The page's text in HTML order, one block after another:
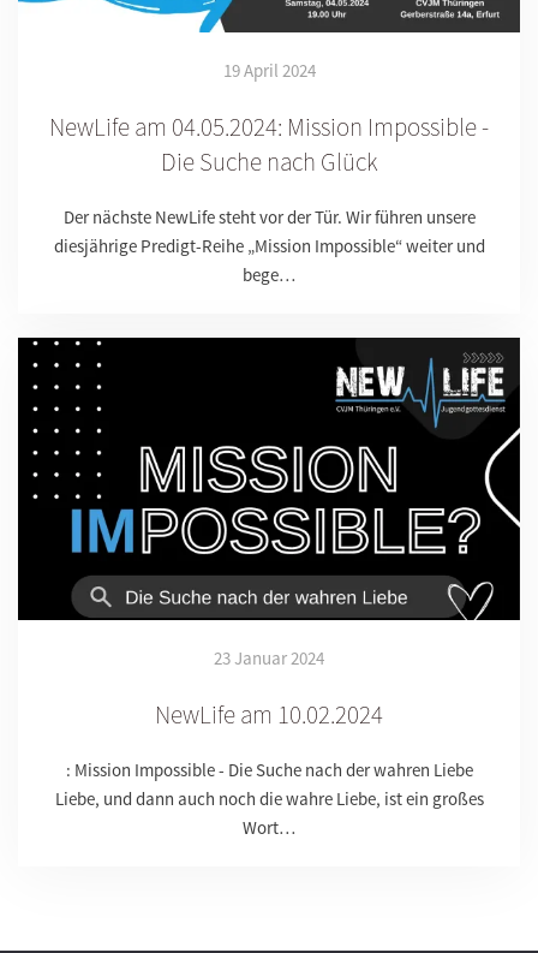
19 April 2024
NewLife am 04.05.2024: Mission Impossible -
Die Suche nach Glück
Der nächste NewLife steht vor der Tür. Wir führen unsere
diesjährige Predigt-Reihe „Mission Impossible“ weiter und
bege…
23 Januar 2024
NewLife am 10.02.2024
: Mission Impossible - Die Suche nach der wahren Liebe
Liebe, und dann auch noch die wahre Liebe, ist ein großes
Wort…